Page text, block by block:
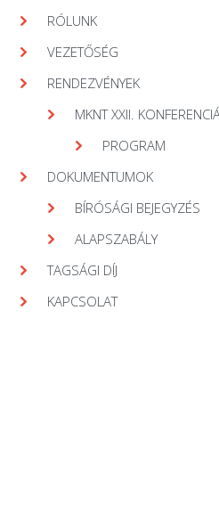
RÓLUNK
VEZETŐSÉG
RENDEZVÉNYEK
MKNT XXII.
PROGRAM
DOKUMENTUMOK
BÍRÓSÁGI BEJEGYZÉS
ALAPSZABÁLY
TAGSÁGI DÍJ
KAPCSOLAT